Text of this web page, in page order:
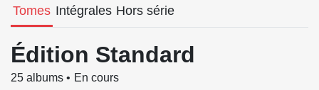
Tomes Intégrales Hors série
Édition Standard
25 albums En cours